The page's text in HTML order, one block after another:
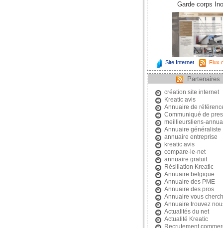
Garde corps
Site Internet Flux
Partenaires
création site internet
Kreatic avis
Annuaire de
Communiqué de
meillieursliens-
Annuaire généraliste
annuaire entreprise
kreatic avis
compare-le-net
annuaire gratuit
Résiliation Kreatic
Annuaire belgique
Annuaire des PME
Annuaire des pros
Annuaire vous
Annuaire trouvez
Actualités du net
Actualité Kreatic
Recrutement